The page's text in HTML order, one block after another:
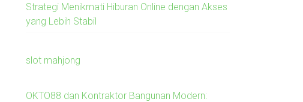
Strategi Menikmati Hiburan Online dengan Akses
yang Lebih Stabil
slot mahjong
OKTO88 dan Kontraktor Bangunan Modern: